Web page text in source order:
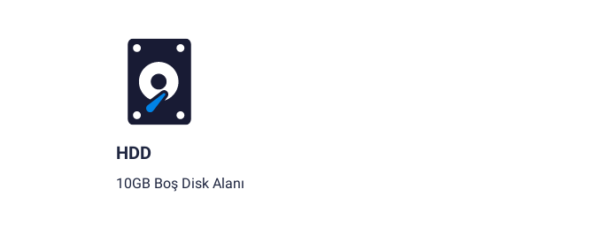
HDD
10GB Boş Disk Alanı